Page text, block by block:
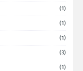
(1)
(1)
(1)
(3)
(1)